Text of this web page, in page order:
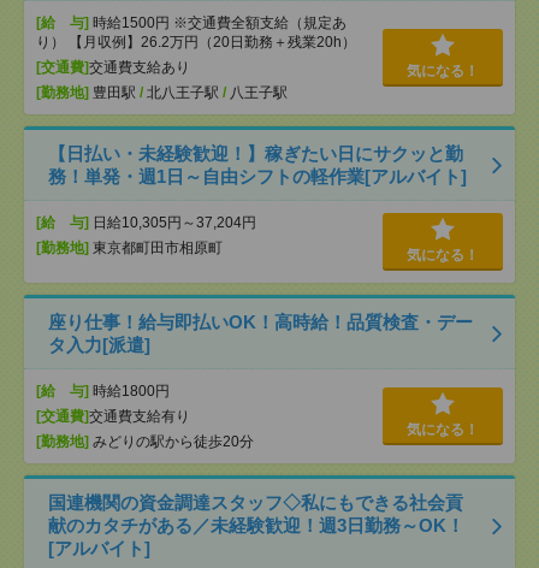
[給 与] 時給1500円 ※交通費全額支給（規定あ
り） 【月収例】26.2万円（20日勤務＋残業20h）
[交通費]交通費支給あり
[勤務地] 豊田駅 / 北八王子駅 / 八王子駅
気になる！
【日払い・未経験歓迎！】稼ぎたい日にサクッと勤
務！単発・週1日～自由シフトの軽作業[アルバイト]
[給 与] 日給10,305円～37,204円
[勤務地] 東京都町田市相原町 気になる！
座り仕事！給与即払いOK！高時給！品質検査・デー
タ入力[派遣]
[給 与] 時給1800円
[交通費]交通費支給有り
[勤務地] みどりの駅から徒歩20分
気になる！
国連機関の資金調達スタッフ◇私にもできる社会貢
献のカタチがある／未経験歓迎！週3日勤務～OK！
[アルバイト]